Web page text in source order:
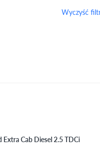
Wyczyść
Cab Diesel 2.5 TDCi